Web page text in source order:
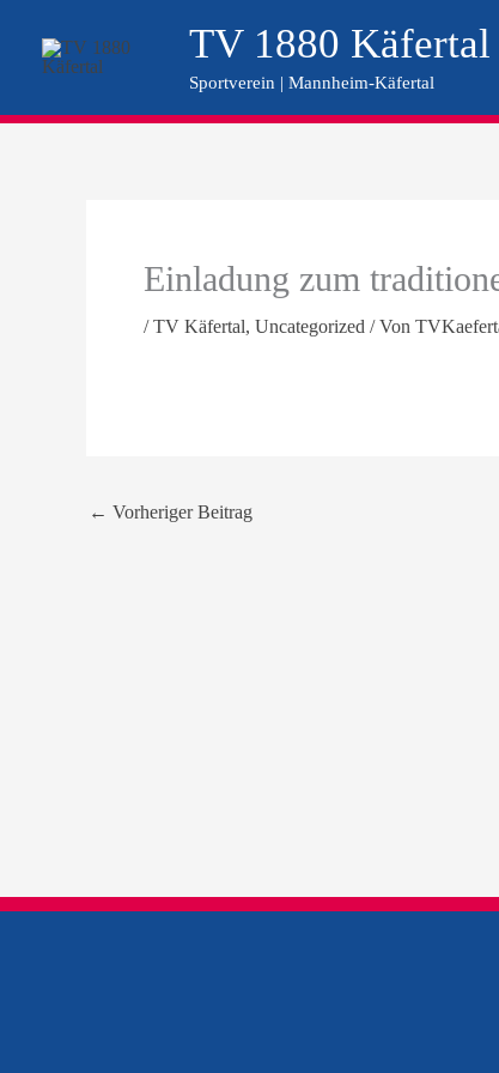
TV 1880 Käfertal
Sportverein | Mannheim-Käfertal
Einladung zum
/TV Käfertal, Uncategorized / Von
← Vorheriger Beitrag